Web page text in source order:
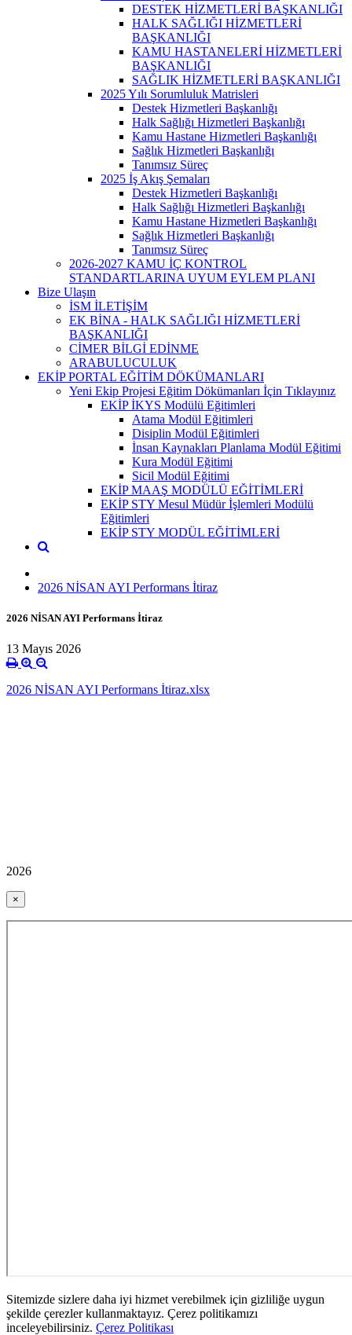
DESTEK HİZMETLERİ BAŞKANLIĞI
HALK SAĞLIĞI HİZMETLERİ
BAŞKANLIĞI
KAMU HASTANELERİ HİZMETLERİ
BAŞKANLIĞI
SAĞLIK HİZMETLERİ BAŞKANLIĞI
2025 Yılı Sorumluluk Matrisleri
Destek Hizmetleri Başkanlığı
Halk Sağlığı Hizmetleri Başkanlığı
Kamu Hastane Hizmetleri Başkanlığı
Sağlık Hizmetleri Başkanlığı
Tanımsız Süreç
2025 İş Akış Şemaları
Destek Hizmetleri Başkanlığı
Halk Sağlığı Hizmetleri Başkanlığı
Kamu Hastane Hizmetleri Başkanlığı
Sağlık Hizmetleri Başkanlığı
Tanımsız Süreç
2026-2027 KAMU İÇ KONTROL
STANDARTLARINA UYUM EYLEM PLANI
Bize Ulaşın
İSM İLETİŞİM
EK BİNA - HALK SAĞLIĞI HİZMETLERİ
BAŞKANLIĞI
CİMER BİLGİ EDİNME
ARABULUCULUK
EKİP PORTAL EĞİTİM DÖKÜMANLARI
Yeni Ekip Projesi Eğitim Dökümanları İçin Tıklayınız
EKİP İKYS Modülü Eğitimleri
Atama Modül Eğitimleri
Disiplin Modül Eğitimleri
İnsan Kaynakları Planlama Modül Eğitimi
Kura Modül Eğitimi
Sicil Modül Eğitimi
EKİP MAAŞ MODÜLÜ EĞİTİMLERİ
EKİP STY Mesul Müdür İşlemleri Modülü
Eğitimleri
EKİP STY MODÜL EĞİTİMLERİ
2026 NİSAN AYI Performans İtiraz
2026 NİSAN AYI Performans İtiraz
13 Mayıs 2026
2026 NİSAN AYI Performans İtiraz.xlsx
2026
×
Sitemizde sizlere daha iyi hizmet verebilmek için gizliliğe uygun
şekilde çerezler kullanmaktayız. Çerez politikamızı
inceleyebilirsiniz. Çerez Politikası